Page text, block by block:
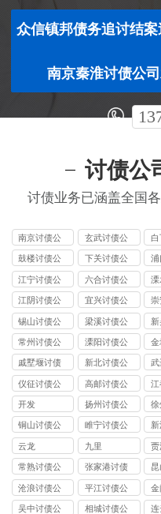
众信镇邦债务追讨结
南京秦淮讨债公
讨债公
讨债业务已涵盖全国
南京讨债公
司
玄武讨债公
司
白
司
鼓楼讨债公
司
下关讨债公
司
浦
司
江宁讨债公
司
六合讨债公
司
溧
司
江阴讨债公
司
宜兴讨债公
司
崇
司
锡山讨债公
司
梁溪讨债公
司
司
常州讨债公
司
溧阳讨债公
司
金
司
戚墅堰讨债
公司
新北讨债公
司
武
司
仪征讨债公
司
高邮讨债公
司
江
司
开发
扬州讨债公
司
徐
司
铜山讨债公
司
睢宁讨债公
司
新
司
云龙 九里 贾
常熟讨债公
司
张家港讨债
公司
司
沧浪讨债公
司
平江讨债公
司
金
司
吴中讨债公
相城讨债公
连